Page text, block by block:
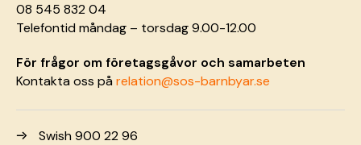
08 545 832 04
Telefontid måndag – torsdag 9.00-12.00
För frågor om företagsgåvor och samarbeten
Kontakta oss pårelation@sos-barnbyar.se
Swish 900 22 96